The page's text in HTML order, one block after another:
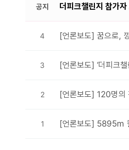
공지 더피크챌린지 참가
4 [언론보도] 꿈으로,
3 [언론보도] ‘더피크
2 [언론보도] 120명의
1 [언론보도] 5895m